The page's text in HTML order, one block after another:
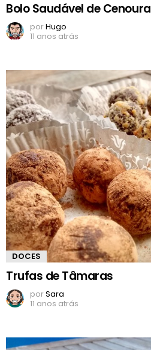
Bolo Saudável de Cenoura
porHugo
11 anos atrás
DOCES
Trufas de Tâmaras
porSara
11 anos atrás